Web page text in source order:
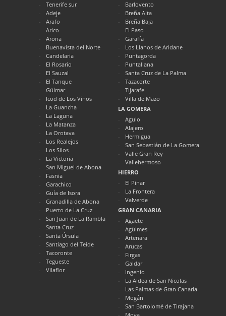
Tenerife sur
Adeje
Arafo
Arico
Arona
Buenavista del Norte
Candelaria
El Rosario
El Sauzal
El Tanque
Güímar
Icod de Los Vinos
La Guancha
La Laguna
La Matanza
La Orotava
Los Realejos
Los Silos
La Victoria
San Miguel de Abona
Fasnia
Garachico
Guía de Isora
Granadilla de Abona
Puerto de La Cruz
San Juan de La Rambla
Santa Cruz
Santa Úrsula
Santiago del Teide
Tacoronte
Tegueste
Vilaflor
Barlovento
Breña Alta
Breña Baja
El Paso
Garafía
Los Llanos de Aridane
Puntagorda
Puntallana
Santa Cruz de La Palma
Tazacorte
Tijarafe
Villa de Mazo
LA GOMERA
Agulo
Alajero
Hermigua
San Sebastián de La Gomera
Valle Gran Rey
Vallehermoso
HIERRO
El Pinar
La Frontera
Valverde
GRAN CANARIA
Agaete
Agüimes
Artenara
Arucas
Firgas
Galdar
Ingenio
La Aldea de San Nicolas
Las Palmas de Gran Canaria
Mogán
San Bartolomé de Tirajana